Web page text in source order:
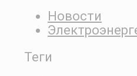
Новости
Теги